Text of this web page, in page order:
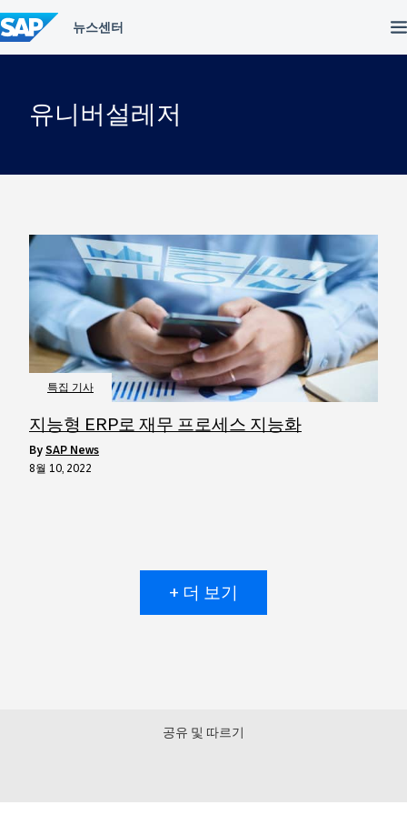
텐
츠
건
유니버설레저
특집 기사
지능형 ERP로 재무 프로세스 지능화
by SAP News
8월 10, 2022
+ 더 보기
공유 및 따르기